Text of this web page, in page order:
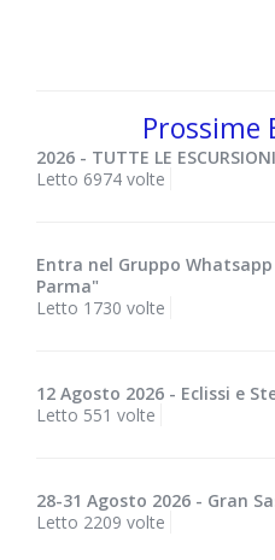
Prossime
2026 - TUTTE LE
Letto 6974 volte
Entra nel Gruppo Whatsapp
Parma"
Letto 1730 volte
12 Agosto 2026 - Eclissi e
Letto 551 volte
28-31 Agosto 2026 - Gran
Letto 2209 volte